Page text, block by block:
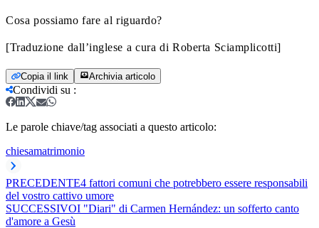
Cosa possiamo fare al riguardo?
[Traduzione dall’inglese a cura di Roberta Sciamplicotti]
Copia il link Archivia articolo
Condividi su :
Le parole chiave/tag associati a questo articolo:
chiesamatrimonio
PRECEDENTE4 fattori comuni che potrebbero essere responsabili
del vostro cattivo umore
SUCCESSIVOI "Diari" di Carmen Hernández: un sofferto canto
d'amore a Gesù